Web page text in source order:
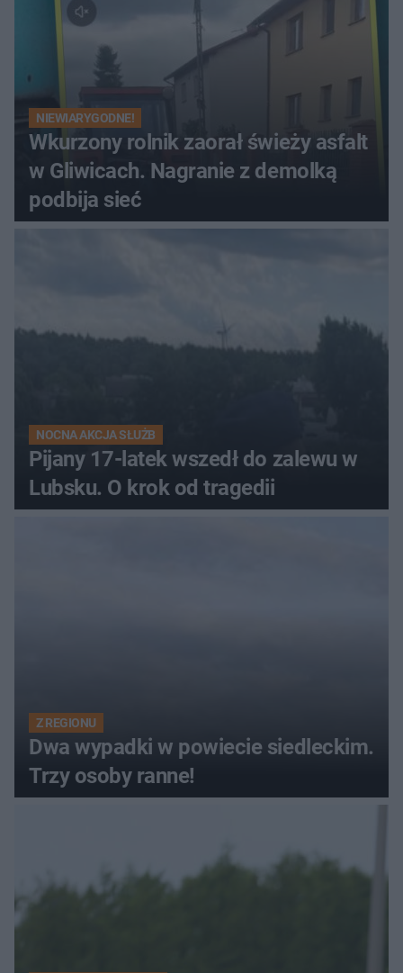
NIEWIARYGODNE!
Wkurzony rolnik zaorał świeży asfalt
w Gliwicach. Nagranie z demolką
podbija sieć
NOCNA AKCJA SŁUŻB
Pijany 17-latek wszedł do zalewu w
Lubsku. O krok od tragedii
Z REGIONU
Dwa wypadki w powiecie siedleckim.
Trzy osoby ranne!